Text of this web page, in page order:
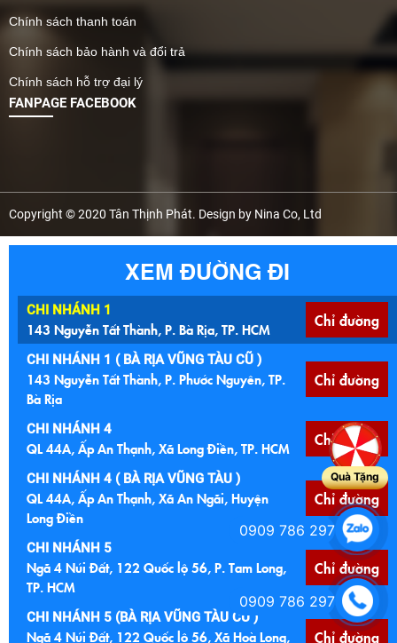
Chính sách thanh toán
Chính sách bảo hành và đổi trả
Chính sách hỗ trợ đại lý
FANPAGE FACEBOOK
Copyright © 2020 Tân Thịnh Phát. Design by Nina Co, Ltd
XEM ĐƯỜNG ĐI
CHI NHÁNH 1
143 Nguyễn Tất Thành, P. Bà Rịa, TP. HCM Chỉ đường
CHI NHÁNH 1 ( BÀ RỊA VŨNG TÀU CŨ )
143 Nguyễn Tất Thành, P. Phước Nguyên, TP.
Bà Rịa
Chỉ đường
CHI NHÁNH 4
QL 44A, Ấp An Thạnh, Xã Long Điền, TP. HCM Chỉ đường
CHI NHÁNH 4 ( BÀ RỊA VŨNG TÀU )
QL 44A, Ấp An Thạnh, Xã An Ngãi, Huyện
Long Điền
Chỉ đường
CHI NHÁNH 5
Ngã 4 Núi Đất, 122 Quốc lộ 56, P. Tam Long,
TP. HCM
Chỉ đường
CHI NHÁNH 5 (BÀ RỊA VŨNG TÀU CŨ )
Ngã 4 Núi Đất, 122 Quốc lộ 56, Xã Hoà Long, Chỉ đường
Quà Tặng
0909 786 297
0909 786 297